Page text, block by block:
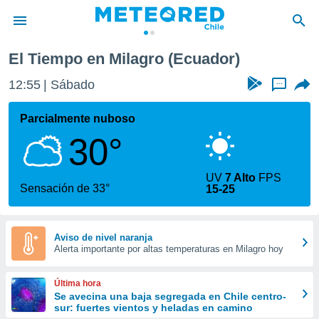
de
por
se
calidad.
a este
las
y
forma
digital
basada
El Tiempo en Milagro (Ecuador)
12:55 Sábado ...
Parcialmente nuboso
30°
Sensación de 33°
UV7 Alto FPS
15-25
Aviso de nivel naranja
Alerta importante por altas temperaturas en Milagro hoy
Última hora
Se avecina una baja segregada en Chile centro-
sur: fuertes vientos y heladas en camino